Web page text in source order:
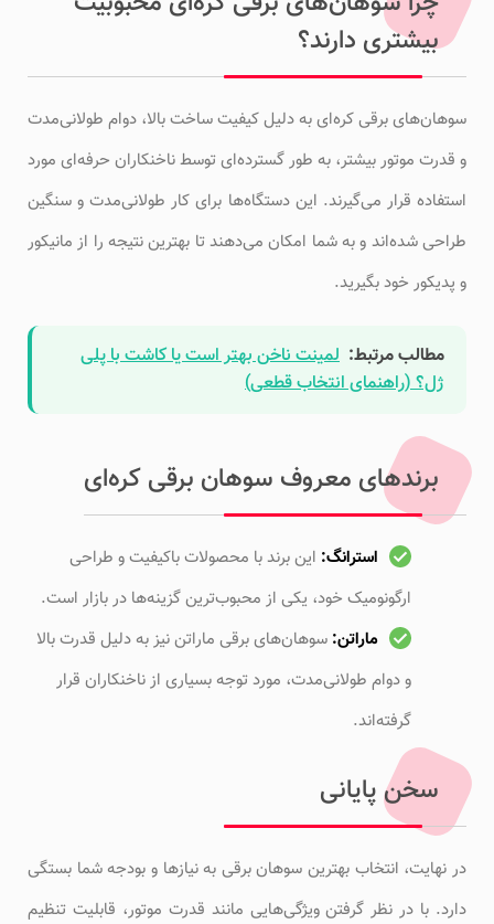
بیشتری دارند؟
سوهان‌های برقی کره‌ای به دلیل کیفیت ساخت بالا، دوام طولانی‌مدت
و قدرت موتور بیشتر، به طور گسترده‌ای توسط ناخنکاران حرفه‌ای مورد
استفاده قرار می‌گیرند. این دستگاه‌ها برای کار طولانی‌مدت و سنگین
طراحی شده‌اند و به شما امکان می‌دهند تا بهترین نتیجه را از مانیکور
و پدیکور خود بگیرید.
مطالب مرتبط: لمینت ناخن بهتر است یا کاشت با پلی
ژل؟ (راهنمای انتخاب قطعی)
برندهای معروف سوهان برقی کره‌ای
استرانگ: این برند با محصولات باکیفیت و طراحی
ارگونومیک خود، یکی از محبوب‌ترین گزینه‌ها در بازار است.
ماراتن: سوهان‌های برقی ماراتن نیز به دلیل قدرت بالا
و دوام طولانی‌مدت، مورد توجه بسیاری از ناخنکاران قرار
گرفته‌اند.
سخن پایانی
در نهایت، انتخاب بهترین سوهان برقی به نیازها و بودجه شما بستگی
دارد. با در نظر گرفتن ویژگی‌هایی مانند قدرت موتور، قابلیت تنظیم